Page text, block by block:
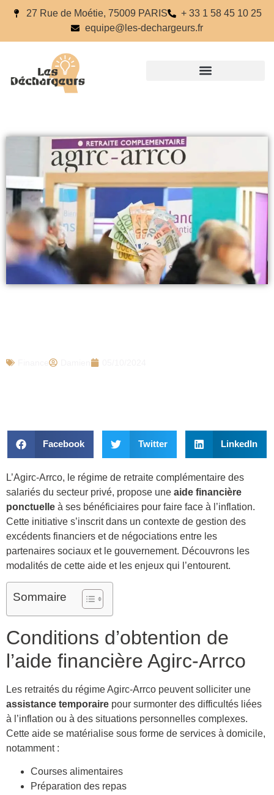
27 Rue de Moétie, 75009 PARIS
+ 33 1 58 45 10 25
equipe@les-dechargeurs.fr
Facebook Twitter LinkedIn
L’Agirc-Arrco, le régime de retraite complémentaire des
salariés du secteur privé, propose une aide financière
ponctuelle à ses bénéficiaires pour faire face à l’inflation.
Cette initiative s’inscrit dans un contexte de gestion des
excédents financiers et de négociations entre les
partenaires sociaux et le gouvernement. Découvrons les
modalités de cette aide et les enjeux qui l’entourent.
Sommaire
Conditions d’obtention de
l’aide financière Agirc-Arrco
Les retraités du régime Agirc-Arrco peuvent solliciter une
assistance temporaire pour surmonter des difficultés liées
à l’inflation ou à des situations personnelles complexes.
Cette aide se matérialise sous forme de services à domicile,
notamment :
Courses alimentaires
Préparation des repas